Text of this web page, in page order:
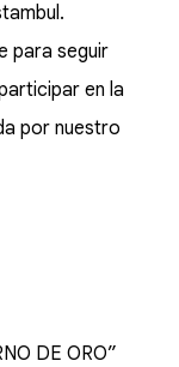
para seguir
en la
por nuestro
DE ORO”